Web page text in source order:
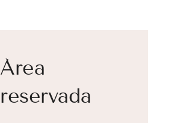
Área
reservada